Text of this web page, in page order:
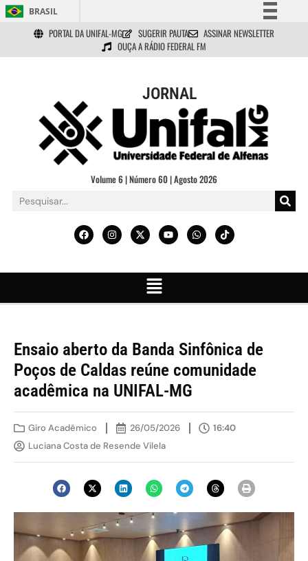
BRASIL
Simplifique!
Comunica BR
Acesso à informação
Legislação
Canais
PORTAL DA UNIFAL-MG SUGERIR PAUTA
ASSINAR NEWSLETTER
OUÇA A RÁDIO FEDERAL FM
JORNAL
Volume 6 | Número 60 | Agosto 2026
Ensaio aberto da Banda Sinfônica de
Poços de Caldas reúne comunidade
acadêmica na UNIFAL-MG
Giro Acadêmico 26/05/2026
16:40
Luciana Costa de Resende Vilela